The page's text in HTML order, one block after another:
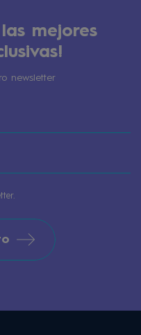
mejores
newsletter